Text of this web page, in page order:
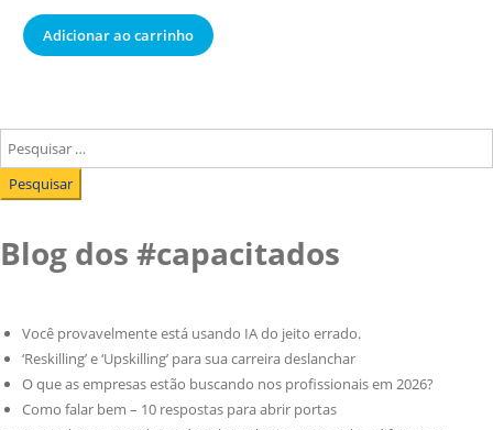
Adicionar ao carrinho
Pesquisar
por:
Blog dos #capacitados
Você provavelmente está usando IA do jeito errado.
‘Reskilling’ e ‘Upskilling’ para sua carreira deslanchar
O que as empresas estão buscando nos profissionais em 2026?
Como falar bem – 10 respostas para abrir portas